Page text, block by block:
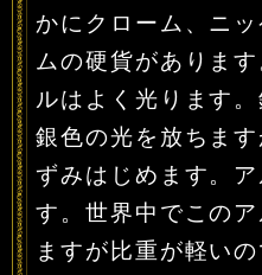
かにクローム、ニ
ムの硬貨がありま
ルはよく光ります
銀色の光を放ちま
ずみはじめます。
す。世界中でこの
ますが比重が軽い